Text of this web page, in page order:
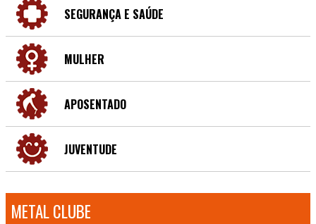
SEGURANÇA E SAÚDE
MULHER
APOSENTADO
JUVENTUDE
METAL CLUBE